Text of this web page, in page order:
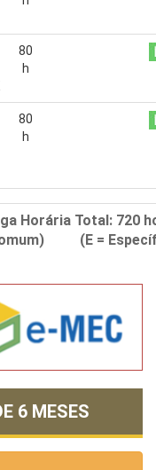
80
h
80
h
Horária Total: 720
(E =
6 MESES